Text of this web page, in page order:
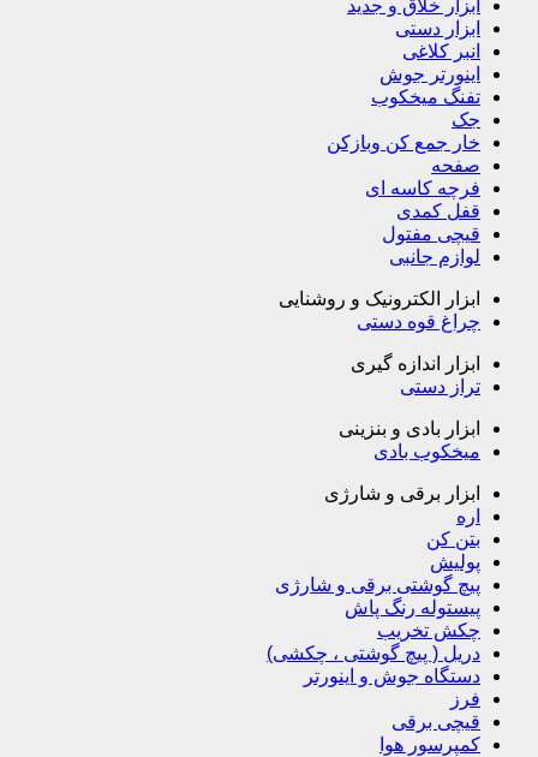
ابزار خلاق و جدید
ابزار دستی
انبر کلاغی
اینورتر جوش
تفنگ میخکوب
جک
خار جمع کن وبازکن
صفحه
فرچه کاسه ای
قفل کمدی
قیچی مفتول
لوازم جانبی
ابزار الکترونیک و روشنایی
چراغ قوه دستی
ابزار اندازه گیری
تراز دستی
ابزار بادی و بنزینی
میخکوب بادی
ابزار برقی و شارژی
اره
بتن کن
پولیش
پیچ گوشتی برقی و شارژی
پیستوله رنگ پاش
چکش تخریب
دریل ( پیچ گوشتی ، چکشی)
دستگاه جوش و اینورتر
فرز
قیچی برقی
کمپرسور هوا